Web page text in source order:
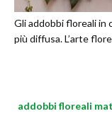
Gli addobbi floreali in
più diffusa. L’arte
addobbi floreali